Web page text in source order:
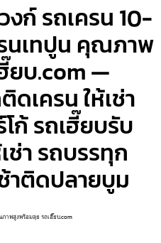
งก์ รถเครน 10-
นเทปูน คุณภาพ
ยบ.com —
เครน ให้เช่า
ก้ รถเฮี๊ยบรับ
ช่า รถบรรทุก
าติดปลายบูม
าพสูงพร้อมลุย รถเฮี๊ยบ.com